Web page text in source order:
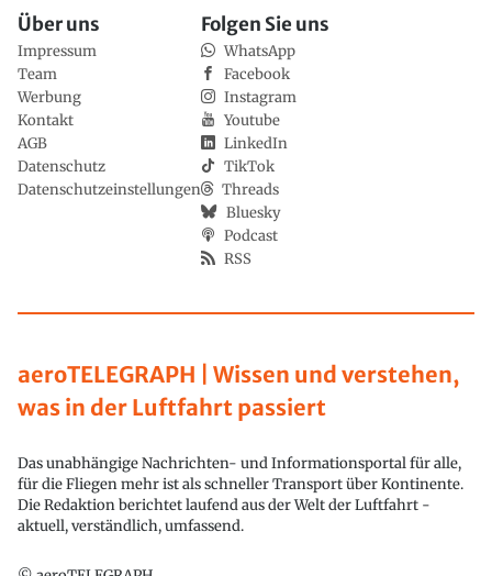
aeroTELEGRAPH | Wissen und verstehen,
was in der Luftfahrt passiert
Das unabhängige Nachrichten- und Informationsportal für alle,
für die Fliegen mehr ist als schneller Transport über Kontinente.
Die Redaktion berichtet laufend aus der Welt der Luftfahrt -
aktuell, verständlich, umfassend.
Über uns
Impressum
Team
Werbung
Kontakt
AGB
Datenschutz
Datenschutzeinstellungen
Folgen Sie uns
WhatsApp
Facebook
Instagram
Youtube
LinkedIn
TikTok
Threads
Bluesky
Podcast
RSS